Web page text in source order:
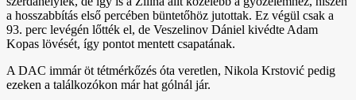
a hosszabbítás első percében büntetőhöz jutottak. Ez végül csak a
93. perc levégén lőtték el, de Veszelinov Dániel kivédte Adam
Kopas lövését, így pontot mentett csapatának.
A DAC immár öt tétmérkőzés óta veretlen, Nikola Krstović pedig
ezeken a találkozókon már hat gólnál jár.